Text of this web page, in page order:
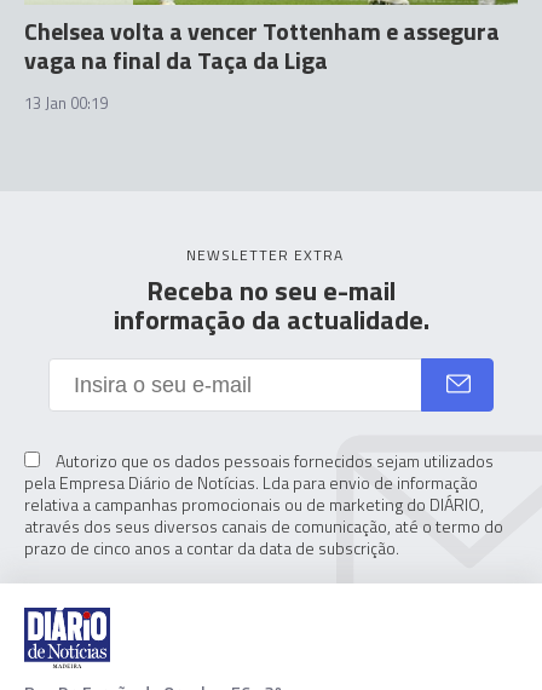
Chelsea volta a vencer Tottenham e assegura
vaga na final da Taça da Liga
13 Jan 00:19
NEWSLETTER EXTRA
Receba no seu e-mail
informação da actualidade.
Autorizo que os dados pessoais fornecidos sejam utilizados
pela Empresa Diário de Notícias. Lda para envio de informação
relativa a campanhas promocionais ou de marketing do DIÁRIO,
através dos seus diversos canais de comunicação, até o termo do
prazo de cinco anos a contar da data de subscrição.